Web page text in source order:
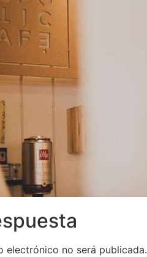
electrónico no será publicada.